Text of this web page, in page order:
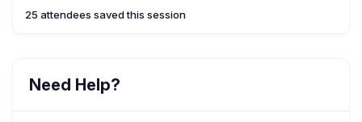
25 attendees saved this session
Need Help?